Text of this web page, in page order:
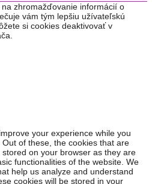
zhromažďovanie informácií o
vám tým lepšiu užívateľskú
si cookies deaktivovať v
your experience while you
of these, the cookies that are
on your browser as they are
functionalities of the website. We
help us analyze and understand
cookies will be stored in your